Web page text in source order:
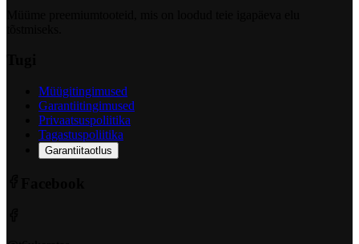
Müügitingimused
Garantiitingimused
Privaatsuspoliitika
Tagastuspoliitika
Garantiitaotlus